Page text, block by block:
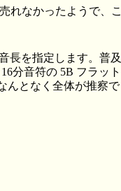
れなかったようで、こ
長を指定します。普及
分音符の 5B フラット
んとなく全体が推察で